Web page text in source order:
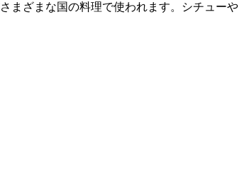
まざまな国の料理で使われます。シチューや